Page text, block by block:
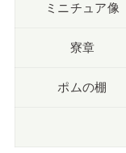
ミニチュア像
寮章
ポムの棚